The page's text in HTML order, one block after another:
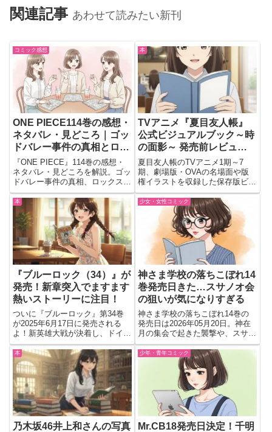
関連記事 あわせて読みたい新刊
コミック感想
ONE PIECE114巻の感想・
ネタバレ・見どころ｜ゴッ
ドバレー事件の真相とロッ
クス海賊団の衝撃展開を徹
底解説
『ONE PIECE』114巻の感想・
ネタバレ・見どころを解説。ゴッ
ドバレー事件の真相、ロックス海
賊団、若き日のロジャーとガープ
など世界の歴史が明かされる重要
巻を徹底レビュー。
本
TVアニメ『夏目友人帳』
公式ビジュアルブック～時
の面影～ 発売前レビュー
｜作品の世界を深く味わえ
る注目の一冊
夏目友人帳のTVアニメ1期～7
期、劇場版・OVAの名場面や版
権イラストを収録した保存版ビジ
ュアルブック。描き下ろしカバー
やファン必見の魅力を120字超で
分かりやすく紹介します。
本
『ブルーロック（34）』が
発売！新章突入でますます
熱いストーリーに注目！
ついに『ブルーロック』第34巻
が2025年6月17日に発売される
よ！新英雄大戦が決着し、ドイツ
の完全優勝で幕を閉じた激闘。潔
たちが次に挑むのはU-20W杯とい
う新たな舞台なんだって！生き残
った23人の運命、そして潔の順
位はどうなるのか…ファ...
少女・女性コミック
神さま学校の落ちこぼれ14
巻発売日きた…スサノオ会
の狙いが気になりすぎる
神さま学校の落ちこぼれ14巻の
発売日は2026年05月20日。神在
月の集会で起きた襲撃や、スサノ
オ会の真の目的が気になる展開に
注目。予約前に見どころや読む価
値をチェックできる内容を紹介
本
乃木坂46井上和さんの写真
少年・青年コミック
Mr.CB18発売日決定！千明